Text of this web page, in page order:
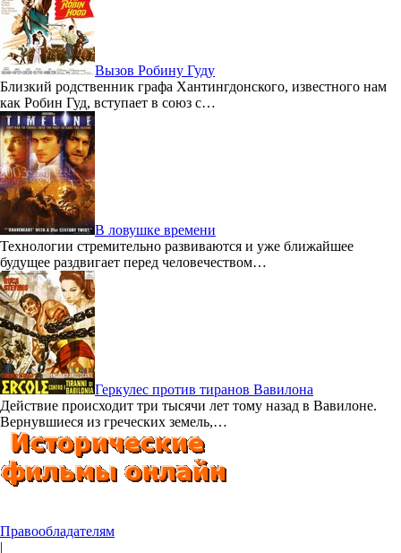
Вызов Робину Гуду
Близкий родственник графа Хантингдонского, известного нам
как Робин Гуд, вступает в союз с…
В ловушке времени
Технологии стремительно развиваются и уже ближайшее
будущее раздвигает перед человечеством…
Геркулес против тиранов Вавилона
Действие происходит три тысячи лет тому назад в Вавилоне.
Вернувшиеся из греческих земель,…
Правообладателям
|